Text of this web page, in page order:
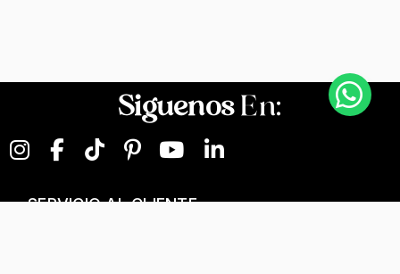
SiguenosEn:
SERVICIO AL CLIENTE